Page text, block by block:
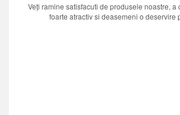
Veți ramine satisfacuti de produsele noastre, a
foarte atractiv si deasemeni o deservire